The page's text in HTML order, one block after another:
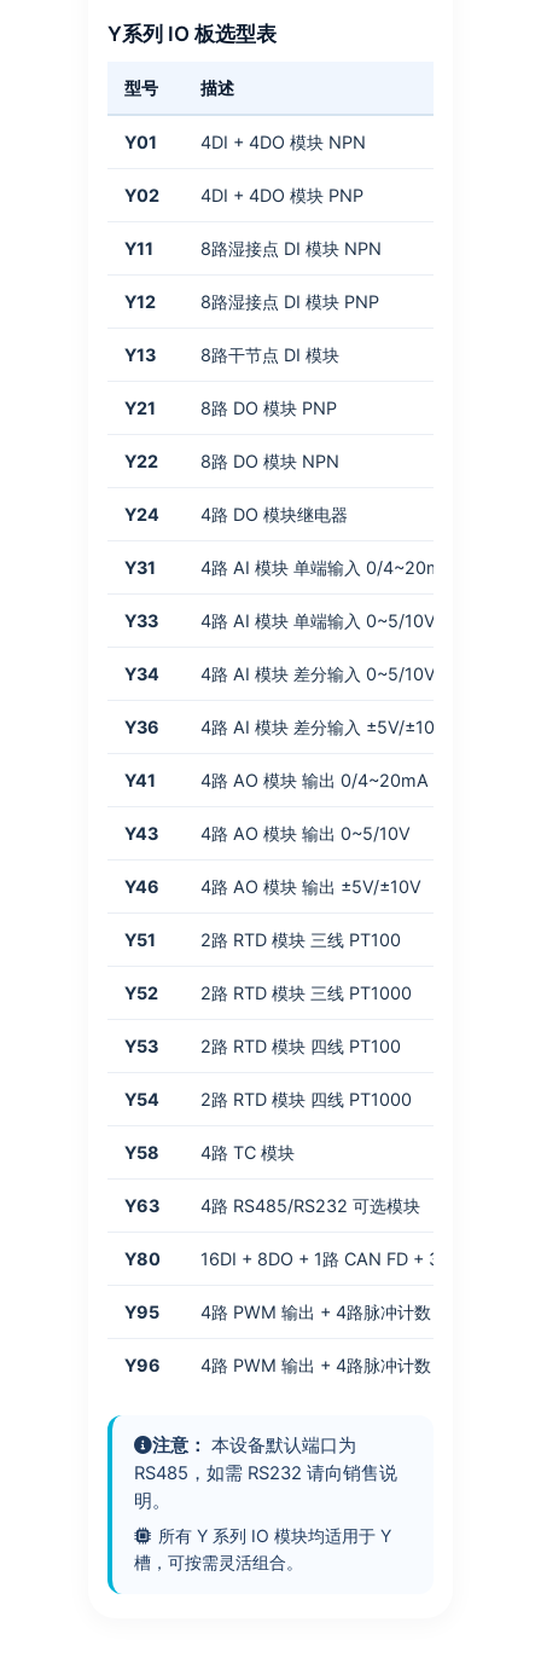
Y系列 IO 板选型表
型号 描述
Y01 4DI + 4DO 模块 NPN
Y02 4DI + 4DO 模块 PNP
Y11 8路湿接点 DI 模块 NPN
Y12 8路湿接点 DI 模块 PNP
Y13 8路干节点 DI 模块
Y21 8路 DO 模块 PNP
Y22 8路 DO 模块 NPN
Y24 4路 DO 模块继电器
Y31 4路 AI 模块 单端输入 0/4~20mA
Y33 4路 AI 模块 单端输入 0~5/10V
Y34 4路 AI 模块 差分输入 0~5/10V
Y36 4路 AI 模块 差分输入 ±5V/±10V
Y41 4路 AO 模块 输出 0/4~20mA
Y43 4路 AO 模块 输出 0~5/10V
Y46 4路 AO 模块 输出 ±5V/±10V
Y51 2路 RTD 模块 三线 PT100
Y52 2路 RTD 模块 三线 PT1000
Y53 2路 RTD 模块 四线 PT100
Y54 2路 RTD 模块 四线 PT1000
Y58 4路 TC 模块
Y63 4路 RS485/RS232 可选模块
Y80 16DI + 8DO + 1路 CAN FD + 3路 RS485
Y95 4路 PWM 输出 + 4路脉冲计数 (1路高速 3路
Y96 4路 PWM 输出 + 4路脉冲计数 (1路高速 3路
注意： 本设备默认端口为
RS485，如需 RS232 请向销售说
明。
所有 Y 系列 IO 模块均适用于 Y
槽，可按需灵活组合。